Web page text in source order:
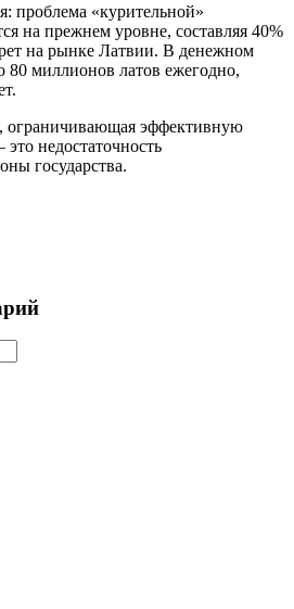
проблема «курительной»
на прежнем уровне, составляя 40%
на рынке Латвии. В денежном
80 миллионов латов ежегодно,
ограничивающая эффективную
недостаточность
государства.